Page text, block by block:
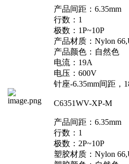
产品间距：6.35mm
行数：1
极数：1P~10P
产品材质：Nylon
产品颜色：自然色
电流：19A
电压：600V
针座-6.35mm间距，
C6351WV-XP-M
产品间距：6.35mm
行数：1
极数：2P~10P
塑胶材质：Nylon